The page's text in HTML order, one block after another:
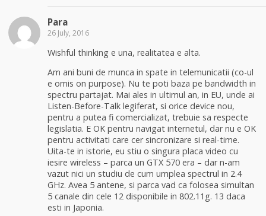
Para
26 July, 2016
Wishful thinking e una, realitatea e alta.
Am ani buni de munca in spate in telemunicatii (co-ul
e omis on purpose). Nu te poti baza pe bandwidth in
spectru partajat. Mai ales in ultimul an, in EU, unde ai
Listen-Before-Talk legiferat, si orice device nou,
pentru a putea fi comercializat, trebuie sa respecte
legislatia. E OK pentru navigat internetul, dar nu e OK
pentru activitati care cer sincronizare si real-time.
Uita-te in istorie, eu stiu o singura placa video cu
iesire wireless – parca un GTX 570 era – dar n-am
vazut nici un studiu de cum umplea spectrul in 2.4
GHz. Avea 5 antene, si parca vad ca folosea simultan
5 canale din cele 12 disponibile in 802.11g. 13 daca
esti in Japonia.